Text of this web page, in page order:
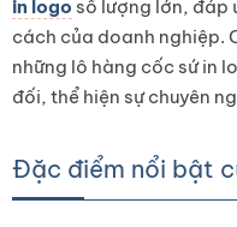
in logo số lượng lớn, đáp
cách của doanh nghiệp.
những lô hàng cốc sứ in
đối, thể hiện sự chuyên
Đặc điểm nổi bật